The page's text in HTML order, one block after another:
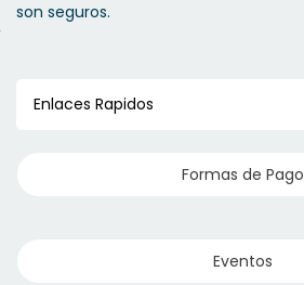
son seguros.
Enlaces Rapidos
Formas de Pago
Eventos